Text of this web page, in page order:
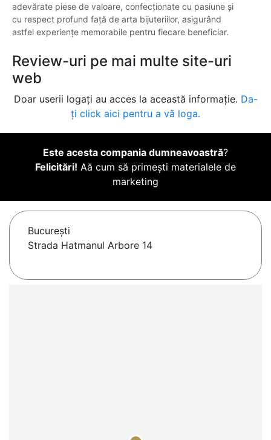
adevărate piese de valoare, confecționate cu pasiune și
cu respect profund față de arta bijuteriilor, asigurând
astfel experiențe memorabile pentru fiecare beneficiar.
Review-uri pe mai multe site-uri
web
Doar userii logați au acces la această informație. Da-
ți click aici pentru a vă loga.
Este acesta compania dumneavoastră?
Felicitări! Aă cum să primești materialele de
marketing
Bucureşti
Strada Hatmanul Arbore 14